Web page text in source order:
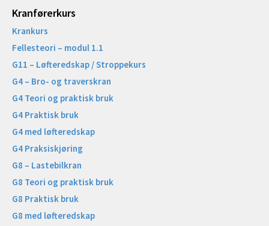
Kranførerkurs
Krankurs
Fellesteori – modul 1.1
G11 – Løfteredskap / Stroppekurs
G4 – Bro- og traverskran
G4 Teori og praktisk bruk
G4 Praktisk bruk
G4 med løfteredskap
G4 Praksiskjøring
G8 – Lastebilkran
G8 Teori og praktisk bruk
G8 Praktisk bruk
G8 med løfteredskap